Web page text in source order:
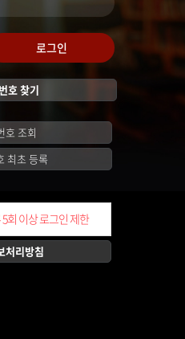
로그인
호 찾기
호 조회
최초 등록
회 이상 로그인 제한
처리방침